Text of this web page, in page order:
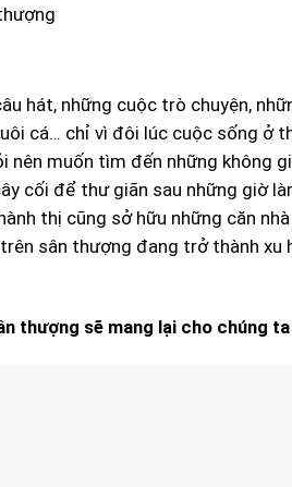
hát, những cuộc trò chuyện,
cá… chỉ vì đôi lúc cuộc sống ở
muốn tìm đến những không
cối để thư giãn sau những giờ
thị cũng sở hữu những căn
sân thượng đang trở thành xu
thượng sẽ mang lại cho chúng